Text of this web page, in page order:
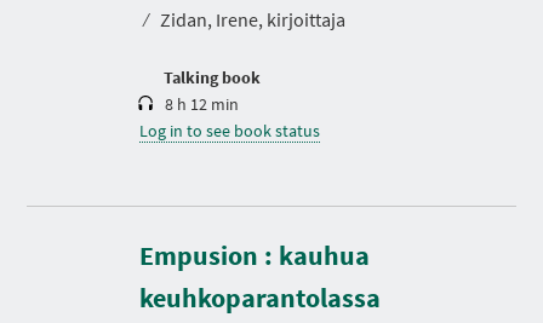
⁄ Zidan, Irene, kirjoittaja
Talking book
i
8 h 12 min
Log in to see book status
Empusion : kauhua
keuhkoparantolassa
D
u
r
a